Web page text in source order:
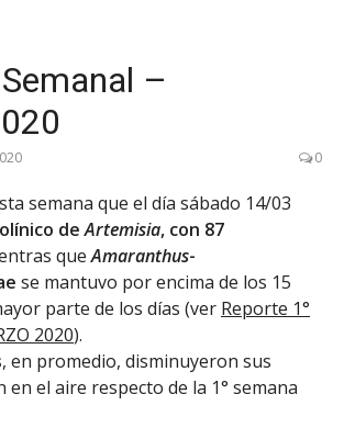
–
0
semana que el día sábado 14/03
deArtemisia, con 87
queAmaranthus-
se mantuvo por encima de los 15
parte de los días (ver Reporte 1°
2020).
, en promedio, disminuyeron sus
en el aire respecto de la 1° semana